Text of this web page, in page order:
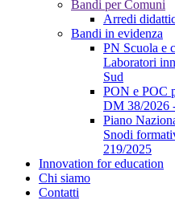
Bandi per Comuni
Arredi
Bandi in evidenza
PN Scuola e
Laboratori
Sud
PON e POC
DM 38/2026
Piano
Snodi
219/2025
Innovation for education
Chi siamo
Contatti